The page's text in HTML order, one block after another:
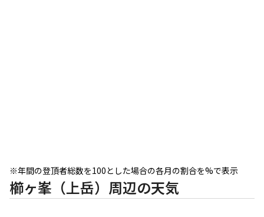
※年間の登頂者総数を100とした場合の各月の割合を%で表示
櫛ヶ峯（上岳）周辺の天気